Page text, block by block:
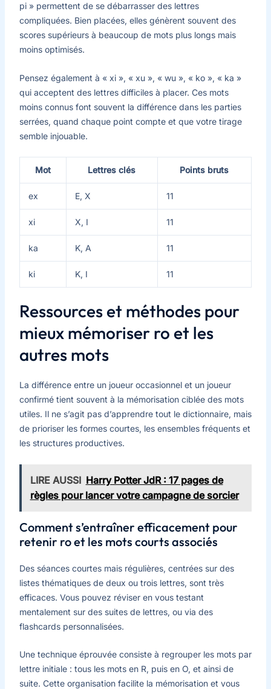
pi » permettent de se débarrasser des lettres
compliquées. Bien placées, elles génèrent souvent des
scores supérieurs à beaucoup de mots plus longs mais
moins optimisés.
Pensez également à « xi », « xu », « wu », « ko », « ka »
qui acceptent des lettres difficiles à placer. Ces mots
moins connus font souvent la différence dans les parties
serrées, quand chaque point compte et que votre tirage
semble injouable.
Mot Lettres clés Points bruts
ex E, X 11
xi X, I 11
ka K, A 11
ki K, I 11
Ressources et méthodes pour
mieux mémoriser ro et les
autres mots
La différence entre un joueur occasionnel et un joueur
confirmé tient souvent à la mémorisation ciblée des mots
utiles. Il ne s’agit pas d’apprendre tout le dictionnaire, mais
de prioriser les formes courtes, les ensembles fréquents et
les structures productives.
LIRE AUSSI Harry Potter JdR : 17 pages de
règles pour lancer votre campagne de sorcier
Comment s’entraîner efficacement pour
retenir ro et les mots courts associés
Des séances courtes mais régulières, centrées sur des
listes thématiques de deux ou trois lettres, sont très
efficaces. Vous pouvez réviser en vous testant
mentalement sur des suites de lettres, ou via des
flashcards personnalisées.
Une technique éprouvée consiste à regrouper les mots par
lettre initiale : tous les mots en R, puis en O, et ainsi de
suite. Cette organisation facilite la mémorisation et vous